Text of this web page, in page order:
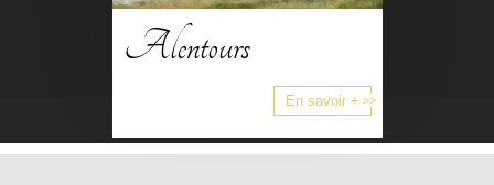
Alentours
En savoir +